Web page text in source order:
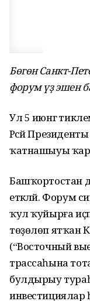
Бөгөн Санкт-
форум үҙ эшен
Ул 5 июнгә
Рәсәй
ҡатнашыуы
Башҡортостан
етәкләй. Форум
ҡул ҡуйырға
төҙөлөп
(“Восточный
трассаһына
булдырыу